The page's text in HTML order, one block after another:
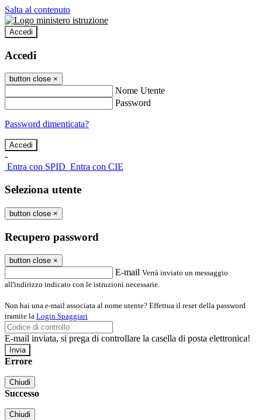
Salta al contenuto
Accedi
Accedi
button close ×
Nome Utente
Password
Password dimenticata?
-
Entra con SPID Entra con CIE
Seleziona utente
button close ×
Recupero password
button close ×
E-mail Verrà inviato un messaggio
all'indirizzo indicato con le istruzioni necessarie.
Non hai una e-mail associata al nome utente? Effettua il reset della password
tramite la Login Spaggiari
E-mail inviata, si prega di controllare la casella di posta elettronica!
Errore
Chiudi
Successo
Chiudi